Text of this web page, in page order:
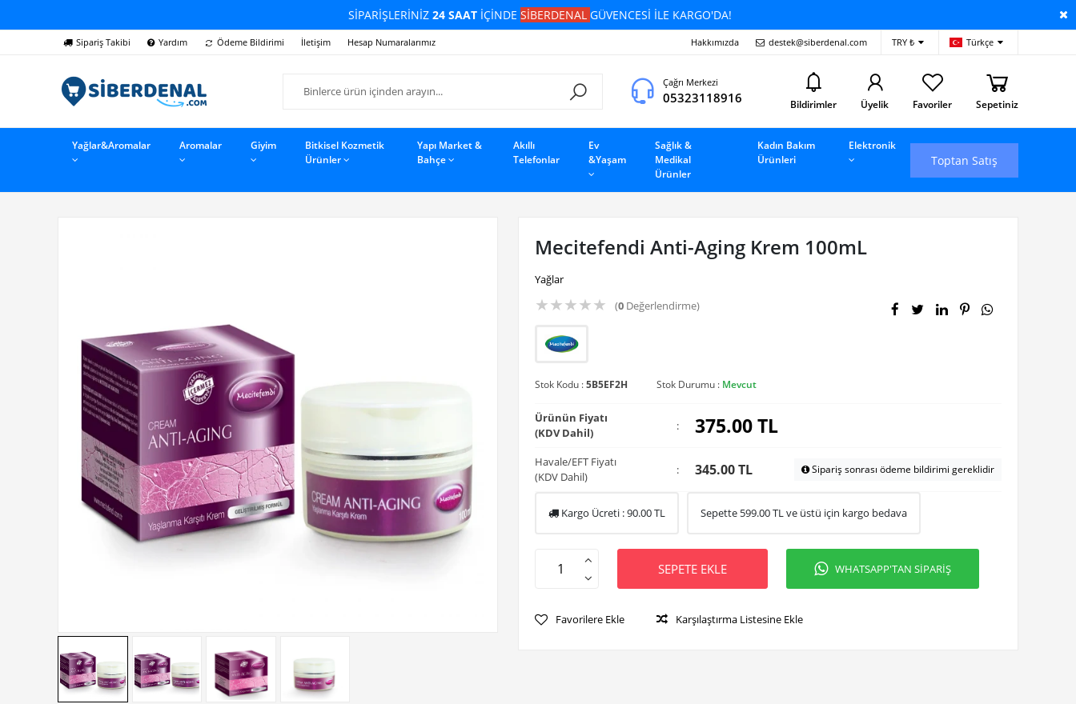
SİPARİŞLERİNİZ 24 SAATİÇİNDE SİBERDENAL GÜVENCESİ İLE KARGO'DA!
Sipariş Takibi Yardım Ödeme Bildirimi İletişim Hesap Numaralarımız Hakkımızda destek@siberdenal.com TRY ₺ Türkçe
Çağrı Merkezi
05323118916 Bildirimler Üyelik Favoriler Sepetiniz
Yağlar&Aromalar Aromalar Giyim
Bitkisel Kozmetik
Ürünler
Yapı Market &
Bahçe
Akıllı
Telefonlar
Ev
&Yaşam
Sağlık &
Medikal
Ürünler
Kadın Bakım
Ürünleri
Elektronik
Toptan Satış
Mecitefendi Anti-Aging Krem 100mL
Yağlar
★★★★★ (0 Değerlendirme)
Stok Kodu :5B5EF2H Stok Durumu : Mevcut
Ürünün Fiyatı
(KDV Dahil)
: 375.00TL
Havale/EFT Fiyatı
(KDV Dahil)
: 345.00 TL Sipariş sonrası ödeme bildirimi gereklidir
Kargo Ücreti :90.00TL Sepette 599.00TL ve üstü için kargo bedava
SEPETE EKLE WHATSAPP'TAN SİPARİŞ
Favorilere Ekle Karşılaştırma Listesine Ekle